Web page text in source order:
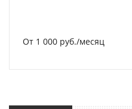
От 1 000 руб./месяц